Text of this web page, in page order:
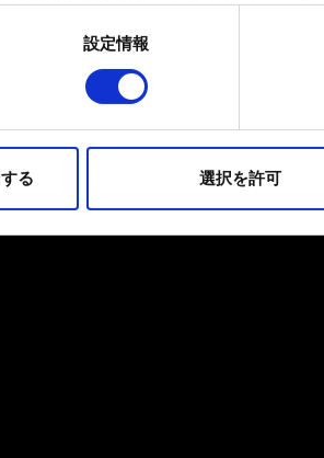
機能を正常にお使いいただくために必
として技術的およびコンテンツ関連の
のオプションが有効になることはありま
設定情報
る 選択を許可